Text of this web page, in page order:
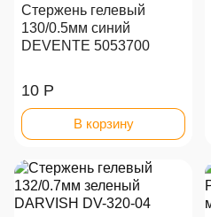
Стержень гелевый
130/0.5мм синий
DEVENTE 5053700
10 Р
В корзину